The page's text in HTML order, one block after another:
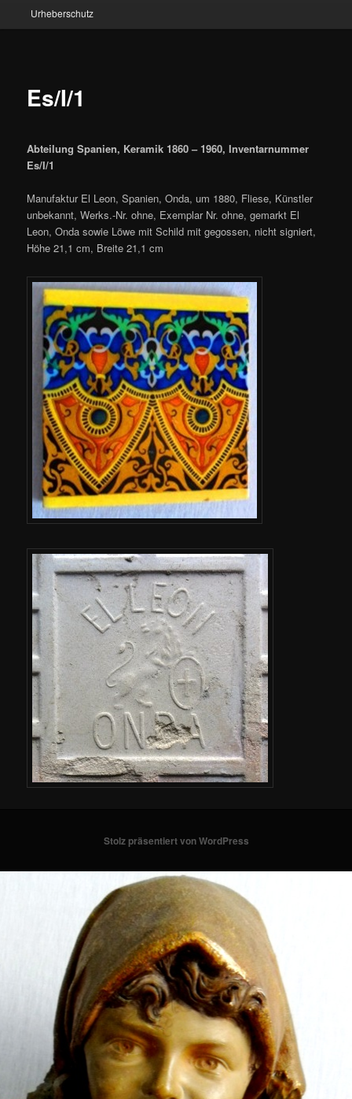
Urheberschutz
Es/I/1
Abteilung Spanien, Keramik 1860 – 1960, Inventarnummer
Es/I/1
Manufaktur El Leon, Spanien, Onda, um 1880, Fliese, Künstler
unbekannt, Werks.-Nr. ohne, Exemplar Nr. ohne, gemarkt El
Leon, Onda sowie Löwe mit Schild mit gegossen, nicht signiert,
Höhe 21,1 cm, Breite 21,1 cm
Stolz präsentiert von WordPress